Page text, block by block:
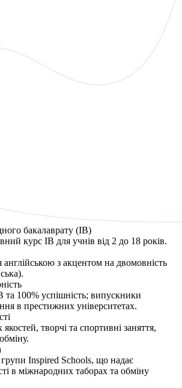
бакалаврату (IB)
курс IB для учнів від 2 до 18 років.
англійською з акцентом на двомовність
та 100% успішність; випускники
в престижних університетах.
творчі та спортивні заняття,
Inspired Schools, що надає
в міжнародних таборах та обміну